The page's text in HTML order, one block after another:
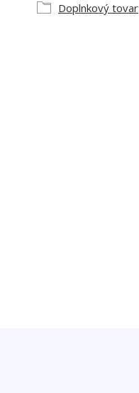
Doplnkový tovar